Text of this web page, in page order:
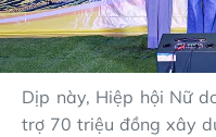
Dịp này, Hiệp hội Nữ
trợ 70 triệu đồng xây